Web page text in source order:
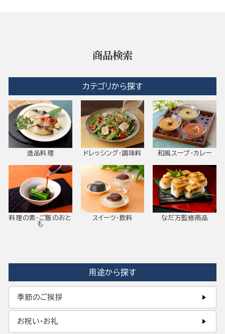
商品検索
カテゴリから探す
逸品料理 ドレッシング・調味料 和風スープ・カレー
料理の素・ご飯のおと
も
スイーツ・飲料 なだ万監修商品
用途から探す
季節のご挨拶
お祝い・お礼